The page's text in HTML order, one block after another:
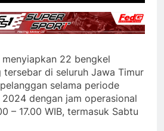
22 bengkel
tersebar di seluruh Jawa Timur
selama periode
dengan jam operasional
– 17.00 WIB, termasuk Sabtu